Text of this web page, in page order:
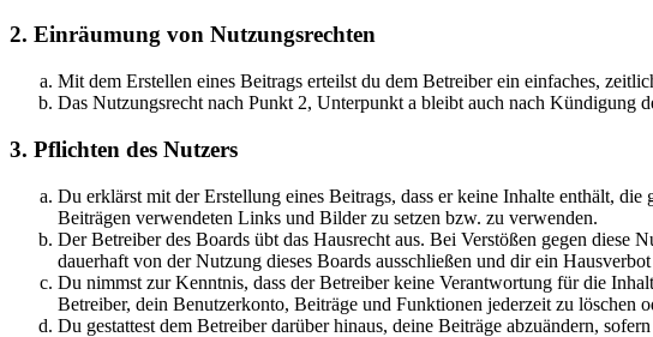
2. Einräumung von Nutzungsrechten
Mit dem Erstellen eines Beitrags erteilst du dem Betreiber ein einfaches,
Das Nutzungsrecht nach Punkt 2, Unterpunkt a bleibt auch nach Kündigung
3. Pflichten des Nutzers
Du erklärst mit der Erstellung eines Beitrags, dass er keine Inhalte enthält,
Beiträgen verwendeten Links und Bilder zu setzen bzw. zu verwenden.
Der Betreiber des Boards übt das Hausrecht aus. Bei Verstößen gegen
dauerhaft von der Nutzung dieses Boards ausschließen und dir ein
Du nimmst zur Kenntnis, dass der Betreiber keine Verantwortung für die
Betreiber, dein Benutzerkonto, Beiträge und Funktionen jederzeit zu löschen
Du gestattest dem Betreiber darüber hinaus, deine Beiträge abzuändern,